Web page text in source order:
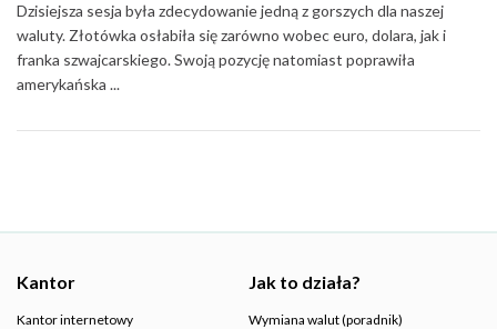
Dzisiejsza sesja była zdecydowanie jedną z gorszych dla naszej
waluty. Złotówka osłabiła się zarówno wobec euro, dolara, jak i
franka szwajcarskiego. Swoją pozycję natomiast poprawiła
amerykańska ...
Kantor
Kantor internetowy
Jak to działa?
Wymiana walut (poradnik)